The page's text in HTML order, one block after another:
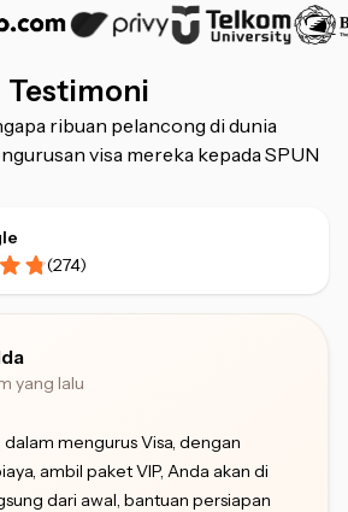
Testimoni
ribuan pelancong di dunia
visa mereka kepada SPUN
(274)
yang lalu
mengurus Visa, dengan
ambil paket VIP, Anda akan di
dari awal, bantuan persiapan